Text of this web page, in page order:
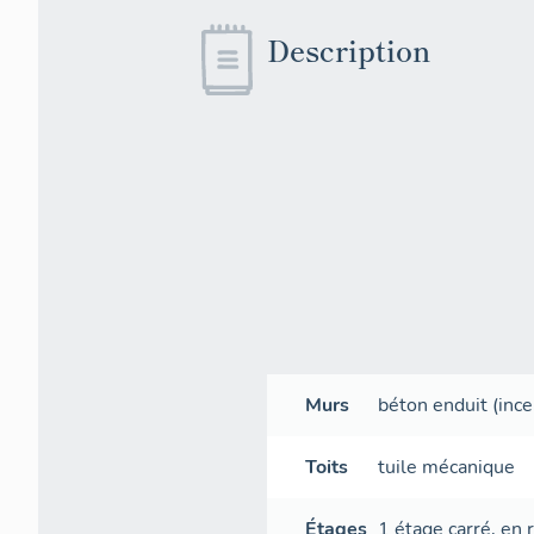
Description
Murs béton enduit
Toits tuile mécanique